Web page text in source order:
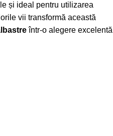
și ideal pentru utilizarea
vii transformă această
într-o alegere excelentă